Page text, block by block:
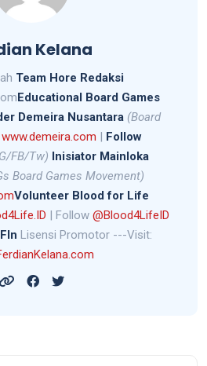
Kelana
Team Hore Redaksi
Educational Board Games
Demeira Nusantara (Board
www.demeira.com
Follow
FB/Tw) Inisiator Mainloka
Board Games Movement)
Volunteer Blood for Life
| Follow @Blood4LifeID
Lisensi Promotor ---Visit: